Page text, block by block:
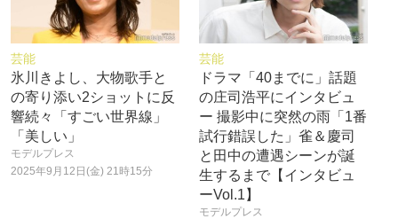
芸能
氷川きよし、大物歌手と
の寄り添い2ショットに反
響続々「すごい世界線」
「美しい」
モデルプレス
2025年9月12日(金) 21時15分
芸能
ドラマ「40までに」話題
の庄司浩平にインタビュ
ー 撮影中に突然の雨「1番
試行錯誤した」雀＆慶司
と田中の遭遇シーンが誕
生するまで【インタビュ
ーVol.1】
モデルプレス